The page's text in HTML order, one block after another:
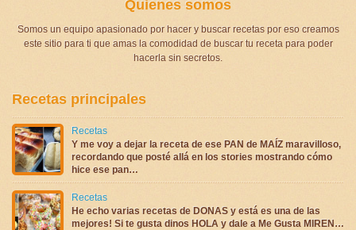
Quienes somos
Somos un equipo apasionado por hacer y buscar recetas por eso creamos
este sitio para ti que amas la comodidad de buscar tu receta para poder
hacerla sin secretos.
Recetas principales
Recetas
Y me voy a dejar la receta de ese PAN de MAÍZ maravilloso,
recordando que posté allá en los stories mostrando cómo
hice ese pan…
Recetas
He echo varias recetas de DONAS y está es una de las
mejores! Si te gusta dinos HOLA y dale a Me Gusta MIREN…